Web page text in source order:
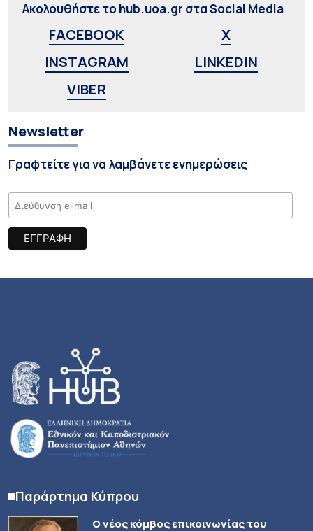
Ακολουθήστε το hub.uoa.gr στα Social Media
FACEBOOK
X
INSTAGRAM
LINKEDIN
VIBER
Newsletter
Γραφτείτε για να λαμβάνετε ενημερώσεις
Παράρτημα Κύπρου
Ο νέος κόμβος επικοινωνίας του